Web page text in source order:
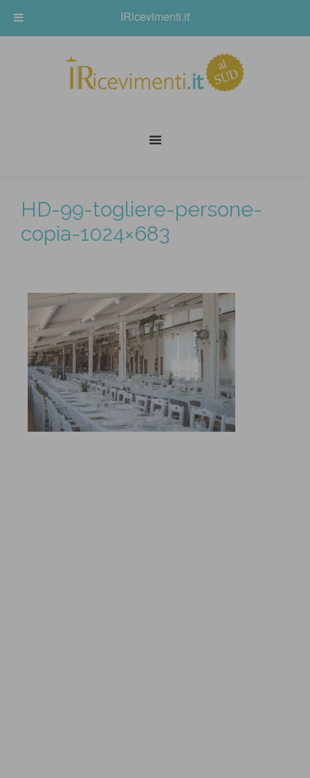
HD-99-togliere-persone-
copia-1024×683
IRicevimenti.it